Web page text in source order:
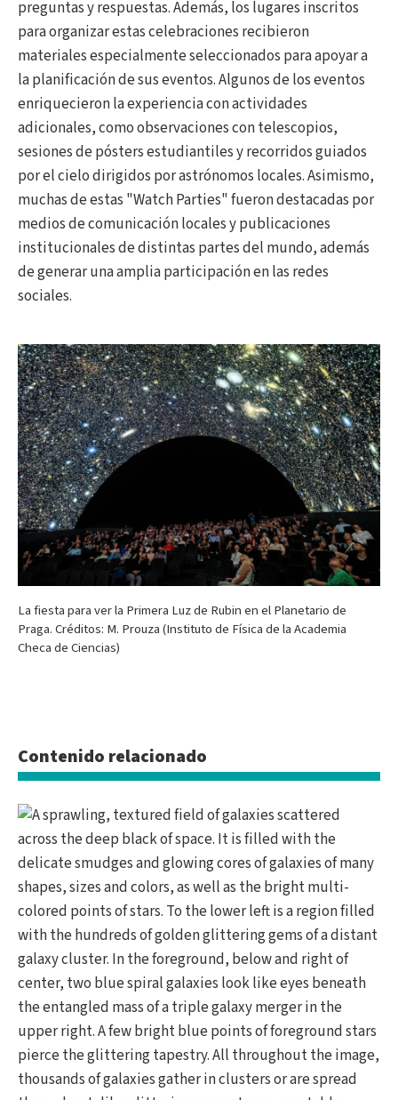
preguntas y respuestas. Además, los lugares inscritos
para organizar estas celebraciones recibieron
materiales especialmente seleccionados para apoyar a
la planificación de sus eventos. Algunos de los eventos
enriquecieron la experiencia con actividades
adicionales, como observaciones con telescopios,
sesiones de pósters estudiantiles y recorridos guiados
por el cielo dirigidos por astrónomos locales. Asimismo,
muchas de estas "Watch Parties" fueron destacadas por
medios de comunicación locales y publicaciones
institucionales de distintas partes del mundo, además
de generar una amplia participación en las redes
sociales.
La fiesta para ver la Primera Luz de Rubin en el Planetario de
Praga. Créditos: M. Prouza (Instituto de Física de la Academia
Checa de Ciencias)
Contenido relacionado